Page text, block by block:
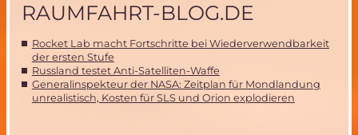
RAUMFAHRT-BLOG.DE
Rocket Lab macht Fortschritte bei Wiederverwendbarkeit
der ersten Stufe
Russland testet Anti-Satelliten-Waffe
Generalinspekteur der NASA: Zeitplan für Mondlandung
unrealistisch, Kosten für SLS und Orion explodieren